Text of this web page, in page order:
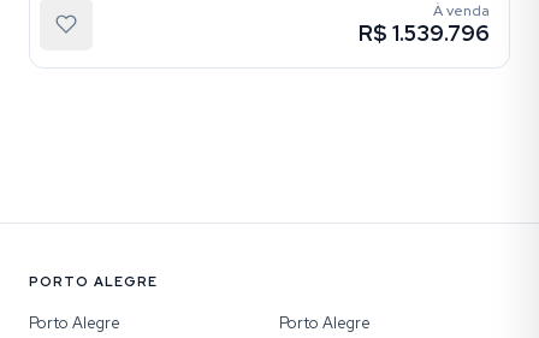
À venda
R$ 1.539.796
PORTO ALEGRE
Porto Alegre
Porto Alegre